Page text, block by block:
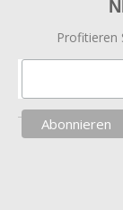
Profitieren